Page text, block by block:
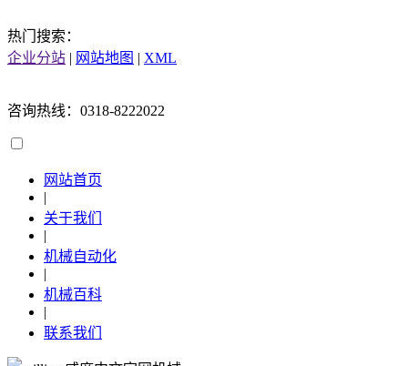
热门搜索：
企业分站 | 网站地图 | XML
咨询热线：0318-8222022
网站首页
|
关于我们
|
机械自动化
|
机械百科
|
联系我们